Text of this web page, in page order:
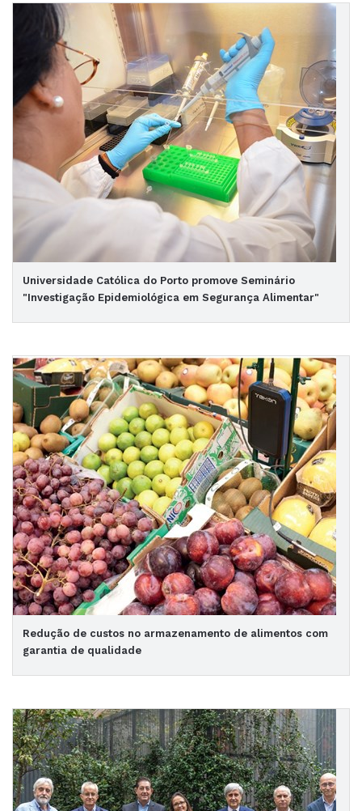
Universidade Católica do Porto promove Seminário
"Investigação Epidemiológica em Segurança Alimentar"
Redução de custos no armazenamento de alimentos com
garantia de qualidade